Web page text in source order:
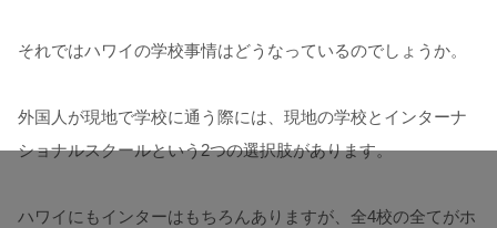
それではハワイの学校事情はどうなっているのでしょうか。
外国人が現地で学校に通う際には、現地の学校とインターナ
ショナルスクールという2つの選択肢があります。
ハワイにもインターはもちろんありますが、全4校の全てがホ